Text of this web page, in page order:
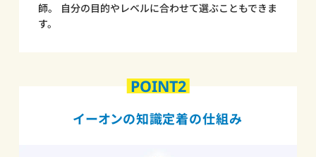
師。 自分の目的やレベルに合わせて選ぶこともできま
す。
POINT2
イーオンの知識定着の仕組み